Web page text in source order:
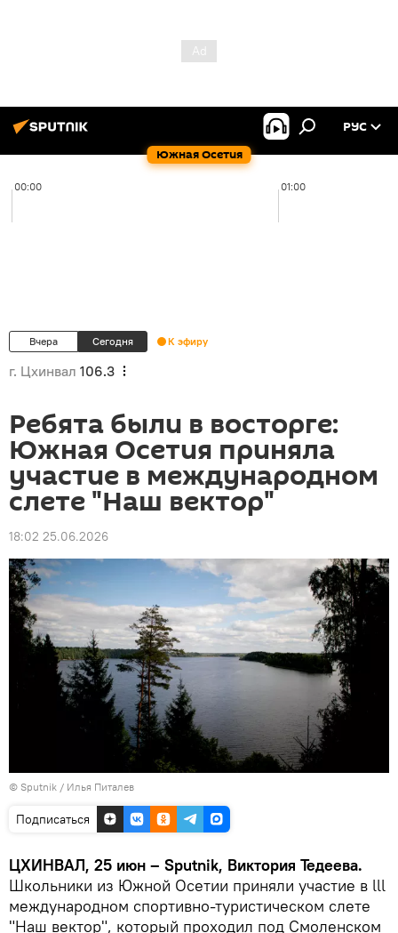
Южная Осетия
РУС
00:00 01:00
Вчера Сегодня К эфиру
г. Цхинвал 106.3
Ребята были в восторге:
Южная Осетия приняла
участие в международном
слете "Наш вектор"
18:02 25.06.2026
© Sputnik / Илья Питалев
Подписаться
ЦХИНВАЛ, 25 июн – Sputnik, Виктория Тедеева.
Школьники из Южной Осетии приняли участие в lll
международном спортивно-туристическом слете
"Наш вектор", который проходил под Смоленском